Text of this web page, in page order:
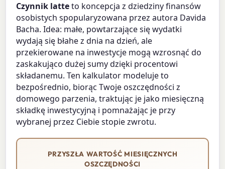
Czynnik latteto koncepcja z dziedziny finansów
osobistych spopularyzowana przez autora Davida
Bacha. Idea: małe, powtarzające się wydatki
wydają się błahe z dnia na dzień, ale
przekierowane na inwestycje mogą wzrosnąć do
zaskakująco dużej sumy dzięki procentowi
składanemu. Ten kalkulator modeluje to
bezpośrednio, biorąc Twoje oszczędności z
domowego parzenia, traktując je jako miesięczną
składkę inwestycyjną i pomnażając je przy
wybranej przez Ciebie stopie zwrotu.
PRZYSZŁA WARTOŚĆ MIESIĘCZNYCH
OSZCZĘDNOŚCI